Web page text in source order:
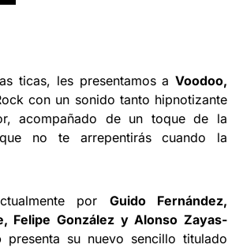
ticas, les presentamos a Voodoo,
con un sonido tanto hipnotizante
acompañado de un toque de la
no te arrepentirás cuando la
por Guido Fernández,
Felipe González y Alonso Zayas-
presenta su nuevo sencillo titulado